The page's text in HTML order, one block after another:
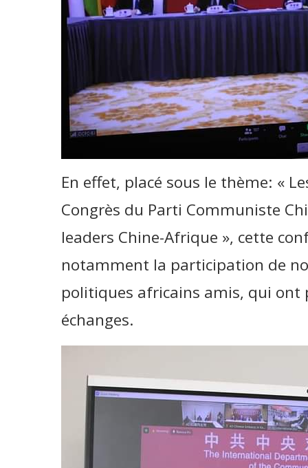
En effet, placé sous le thème: «
Congrès du Parti Communiste
leaders Chine-Afrique », cette
notamment la participation de
politiques africains amis, qui ont
échanges.